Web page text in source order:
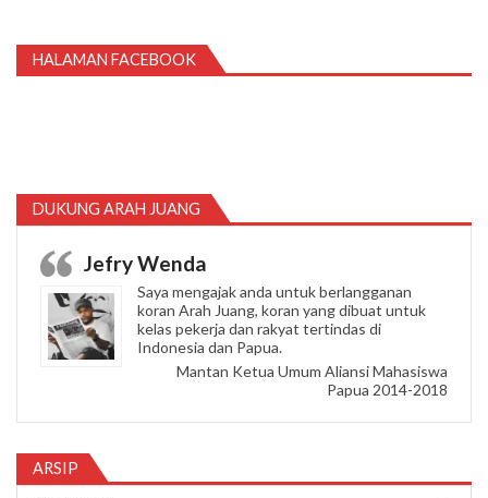
HALAMAN FACEBOOK
DUKUNG ARAH JUANG
Jefry Wenda
Saya mengajak anda untuk berlangganan
koran Arah Juang, koran yang dibuat untuk
kelas pekerja dan rakyat tertindas di
Indonesia dan Papua.
Mantan Ketua Umum Aliansi Mahasiswa
Papua 2014-2018
ARSIP